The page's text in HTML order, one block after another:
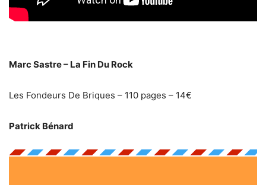
Marc Sastre – La Fin Du Rock
Les Fondeurs De Briques – 110 pages – 14€
Patrick Bénard